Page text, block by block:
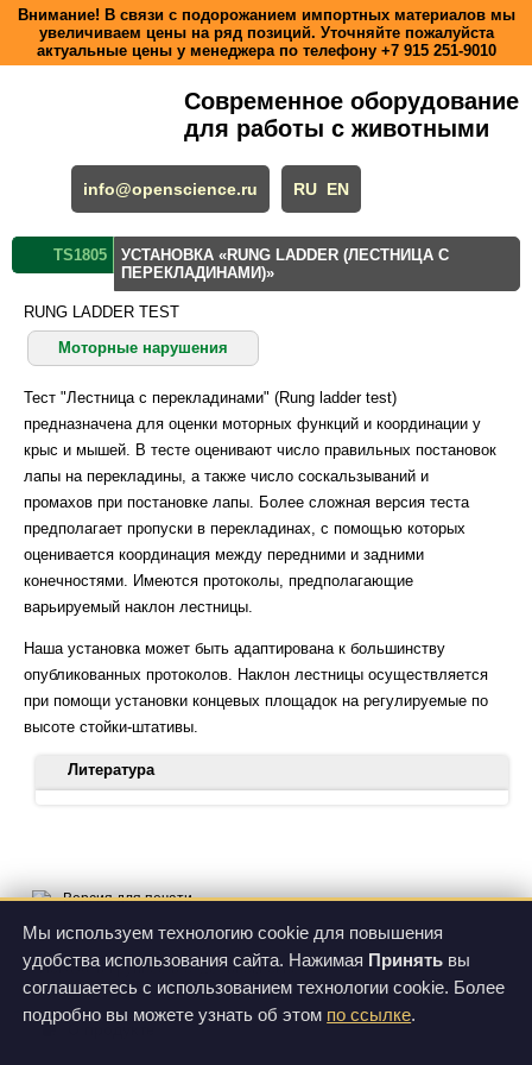
Мы используем технологию cookie для повышения
удобства использования сайта. Нажимая Принять вы
соглашаетесь с использованием технологии cookie. Более
подробно вы можете узнать об этом по ссылке.
Внимание! В связи с подорожанием импортных материалов мы
увеличиваем цены на ряд позиций. Уточняйте пожалуйста
актуальные цены у менеджера по телефону +7 915 251-9010
Современное оборудование
для работы с животными
info@openscience.ru RU EN
TS1805
УСТАНОВКА «RUNG LADDER (ЛЕСТНИЦА С
ПЕРЕКЛАДИНАМИ)»
RUNG LADDER TEST
Моторные нарушения
Тест "Лестница с перекладинами" (Rung ladder test)
предназначена для оценки моторных функций и координации у
крыс и мышей. В тесте оценивают число правильных постановок
лапы на перекладины, а также число соскальзываний и
промахов при постановке лапы. Более сложная версия теста
предполагает пропуски в перекладинах, с помощью которых
оценивается координация между передними и задними
конечностями. Имеются протоколы, предполагающие
варьируемый наклон лестницы.
Наша установка может быть адаптирована к большинству
опубликованных протоколов. Наклон лестницы осуществляется
при помощи установки концевых площадок на регулируемые по
высоте стойки-штативы.
Литература
ordination. J Neurosci Methods. 115(2):169-79. doi:
10.1016/s0165-0270(02)00012-2.
Antonow-Schlorke I, Ehrhardt J, Knieling M. 2013. Modification
of the ladder rung walking task-new options for analysis of
skilled movements. Stroke Res Treat. 418627. doi:
Версия для печати
фото 1